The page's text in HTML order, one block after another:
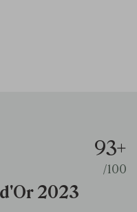
2023
93+
/100